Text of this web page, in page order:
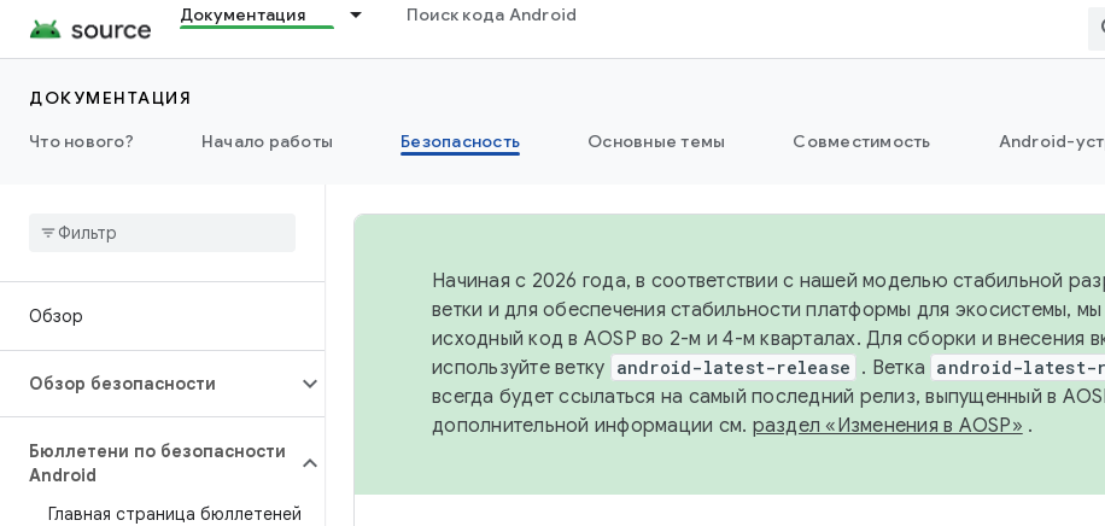
Документация Поиск кода Android
ДОКУМЕНТАЦИЯ
Что нового?
Начало работы Безопасность Основные темы Совместимость Android-
Обзор
Обзор безопасности
Бюллетени по безопасности
Android
Главная страница бюллетеней
Начиная с 2026 года, в соответствии с нашей моделью стабильной
ветки и для обеспечения стабильности платформы для экосистемы,
исходный код в AOSP во 2-м и 4-м кварталах. Для сборки и внесения
используйте ветку android-latest-release . Ветка android-latest-
всегда будет ссылаться на самый последний релиз, выпущенный в
дополнительной информации см. раздел «Изменения в AOSP» .